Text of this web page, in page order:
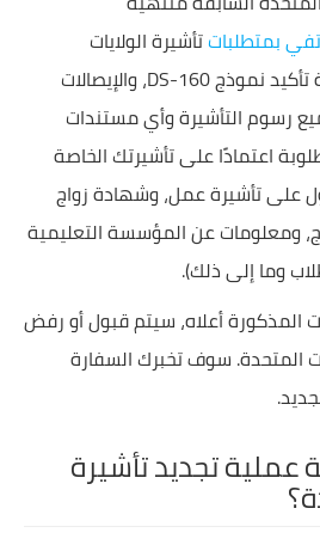
بمتطلباتتأشيرة الولايات
المتحدة الجديدة، وصفحة تأكيد نموذج DS-160، والإيصالات
رسوم التأشيرة وأي مستندات
اعتمادًا على تأشيرتك الخاصة
على تأشيرة عمل، وشهادة زواج
ومعلومات عن المؤسسة التعليمية
وما إلى ذلك).
المذكورة أعلاه، سيتم قبول أو رفض
المتحدة. سوف تخبرك السفارة
تجديد تأشيرة